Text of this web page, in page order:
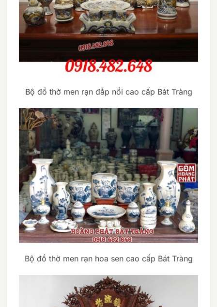
Bộ đồ thờ men rạn đắp nổi cao cấp Bát Tràng
Bộ đồ thờ men rạn hoa sen cao cấp Bát Tràng